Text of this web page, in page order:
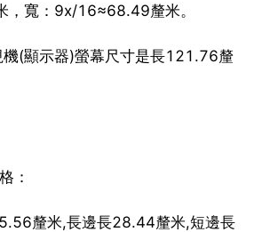
寬：9x/16≈68.49釐米。
(顯示器)螢幕尺寸是長121.76釐
：
釐米,長邊長28.44釐米,短邊長